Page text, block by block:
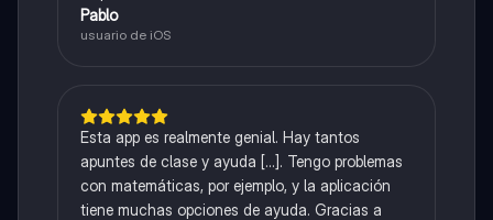
Pablo
usuario de iOS
Esta app es realmente genial. Hay tantos
apuntes de clase y ayuda [...]. Tengo problemas
con matemáticas, por ejemplo, y la aplicación
tiene muchas opciones de ayuda. Gracias a